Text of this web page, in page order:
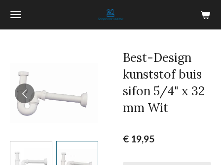
Ga
Best-Design
kunststof buis
sifon 5/4" x 32
mm Wit
€ 19,95